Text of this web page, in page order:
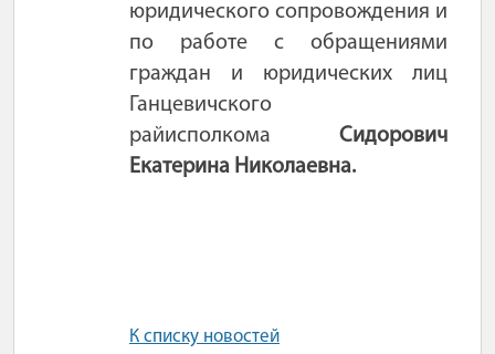
юридического сопровождения и
по работе с обращениями
граждан и юридических лиц
Ганцевичского
райисполкома
Сидорович
Екатерина Николаевна.
К списку новостей